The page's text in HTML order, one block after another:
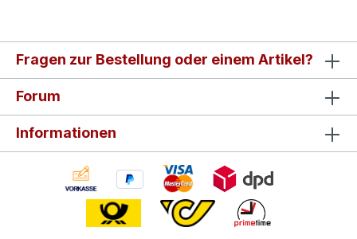
Fragen zur Bestellung oder einem Artikel?
Forum
Informationen